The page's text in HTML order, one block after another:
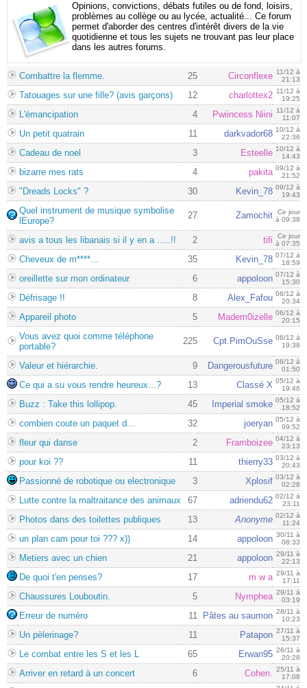
Opinions, convictions, débats futiles ou de fond, loisirs,
problèmes au collège ou au lycée, actualité... Ce forum
permet d'aborder des centres d'intérêt divers de la vie
quotidienne et tous les sujets ne trouvant pas leur place
dans les autres forums.
Combattre la flemme. 25 Circonflexe 11/12 à
21:13
Tatouages sur une fille? (avis garçons) 12 charlottex2 11/12 à
19:25
L'émancipation 4 Pwiincess Niini 11/12 à
11:07
Un petit quatrain 11 darkvador68 10/12 à
22:36
Cadeau de noel 3 Esteelle 10/12 à
14:43
bizarre mes rats 4 pakita 09/12 à
21:52
"Dreads Locks" ? 30 Kevin_78 09/12 à
19:43
Quel instrument de musique symbolise
lEurope?
27 Zamochit
Ce jour
à 09:38
avis a tous les libanais si il y en a .....!! 2 tifi
Ce jour
à 07:35
Cheveux de m****... 35 Kevin_78 07/12 à
18:59
oreillette sur mon ordinateur 6 appoloon 07/12 à
15:30
Défrisage !! 8 Alex_Fafou 06/12 à
20:34
Appareil photo 5 Madem0izelle 06/12 à
20:15
Vous avez quoi comme téléphone
portable?
225 Cpt.PimOuSse 06/12 à
19:38
Valeur et hiérarchie. 9 Dangerousfuture 06/12 à
01:50
Ce qui a su vous rendre heureux...? 13 Classé X 05/12 à
19:46
Buzz : Take this lollipop. 45 Imperial smoke 05/12 à
18:52
combien coute un paquet d... 32 joeryan 05/12 à
09:52
fleur qui danse 2 Framboizee 04/12 à
23:13
pour koi ?? 11 thierry33 03/12 à
20:43
Passionné de robotique ou electronique 3 Xplosif 03/12 à
02:28
Lutte contre la maltraitance des animaux 67 adriendu62 02/12 à
23:11
Photos dans des toilettes publiques 13 Anonyme 02/12 à
11:24
un plan cam pour toi ??? x)) 14 appoloon 30/11 à
08:33
Metiers avec un chien 21 appoloon 29/11 à
22:13
De quoi t'en penses? 17 m w a 29/11 à
17:11
Chaussures Louboutin. 5 Nymphea 29/11 à
03:19
Erreur de numéro 11 Pâtes au saumon 28/11 à
10:23
Un pèlerinage? 11 Patapon 27/11 à
15:37
Le combat entre les S et les L 65 Erwan95 26/11 à
20:28
Arriver en retard à un concert 6 Cohen. 25/11 à
17:08